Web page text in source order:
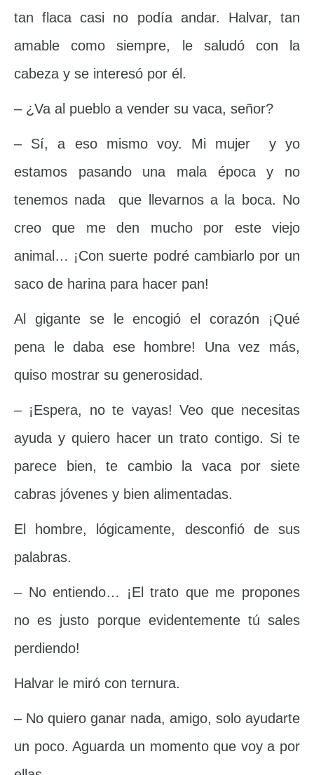
tan flaca casi no podía andar. Halvar, tan
amable como siempre, le saludó con la
cabeza y se interesó por él.
– ¿Va al pueblo a vender su vaca, señor?
– Sí, a eso mismo voy. Mi mujer y yo
estamos pasando una mala época y no
tenemos nada que llevarnos a la boca. No
creo que me den mucho por este viejo
animal… ¡Con suerte podré cambiarlo por un
saco de harina para hacer pan!
Al gigante se le encogió el corazón ¡Qué
pena le daba ese hombre! Una vez más,
quiso mostrar su generosidad.
– ¡Espera, no te vayas! Veo que necesitas
ayuda y quiero hacer un trato contigo. Si te
parece bien, te cambio la vaca por siete
cabras jóvenes y bien alimentadas.
El hombre, lógicamente, desconfió de sus
palabras.
– No entiendo… ¡El trato que me propones
no es justo porque evidentemente tú sales
perdiendo!
Halvar le miró con ternura.
– No quiero ganar nada, amigo, solo ayudarte
un poco. Aguarda un momento que voy a por